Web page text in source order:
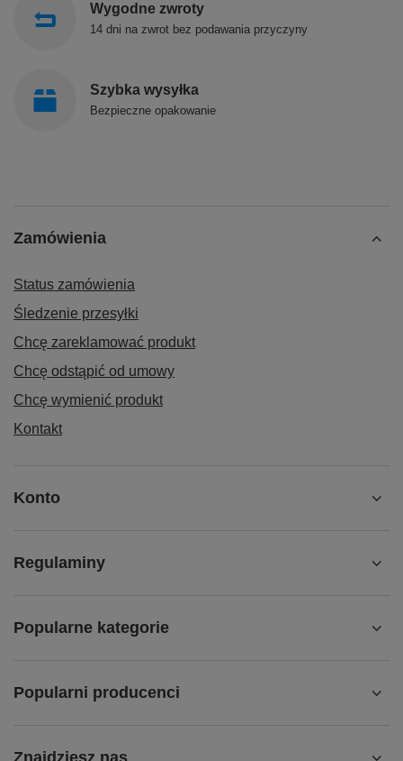
Wygodne zwroty
14 dni na zwrot bez podawania przyczyny
Szybka wysyłka
Bezpieczne opakowanie
Zamówienia
Status zamówienia
Śledzenie przesyłki
Chcę zareklamować produkt
Chcę odstąpić od umowy
Chcę wymienić produkt
Kontakt
Konto
Regulaminy
Popularne kategorie
Popularni producenci
Znajdziesz nas